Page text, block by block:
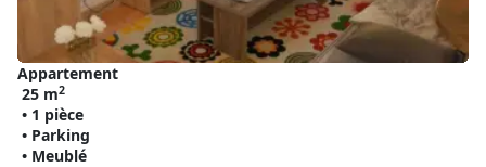
Appartement
25 m2
• 1 pièce
• Parking
• Meublé